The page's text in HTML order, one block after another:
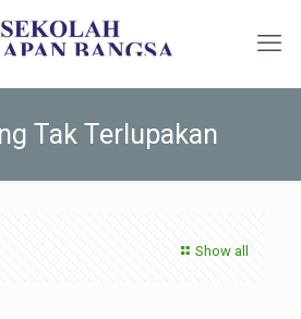
Tak Terlupakan
Show all